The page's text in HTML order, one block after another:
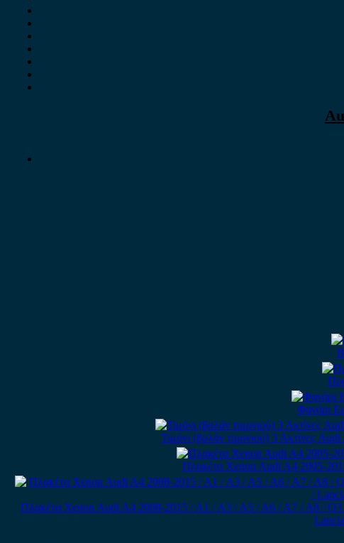
Φανάρι
Τιμόνι (βολάν τιμονιού) 3 Ακτίνες
Πλακέτα Xenon Audi A4 2005-
Πλακέτα Xenon Audi A4 2008-2015 / A1 / A3 / A5 / A6 / A7 / A8 / Q3